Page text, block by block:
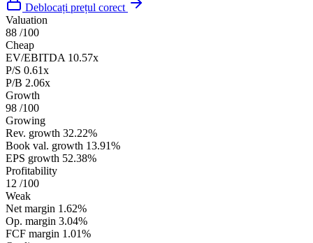
Deblocați prețul corect
Valuation
88 /100
Cheap
EV/EBITDA 10.57x
P/S 0.61x
P/B 2.06x
Growth
98 /100
Growing
Rev. growth 32.22%
Book val. growth 13.91%
EPS growth 52.38%
Profitability
12 /100
Weak
Net margin 1.62%
Op. margin 3.04%
FCF margin 1.01%